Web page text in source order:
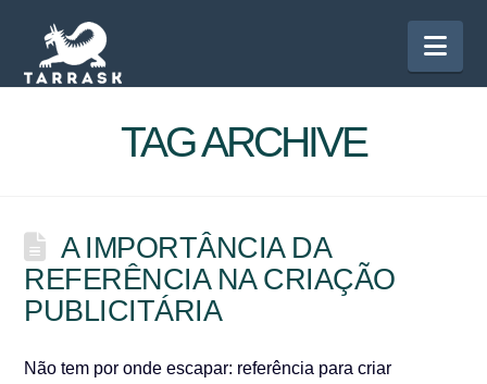
TAG ARCHIVE
A IMPORTÂNCIA DA
REFERÊNCIA NA CRIAÇÃO
PUBLICITÁRIA
Não tem por onde escapar: referência para criar